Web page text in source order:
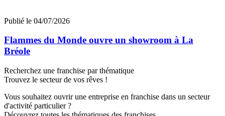
Publié le 04/07/2026
Flammes du Monde ouvre un showroom à La
Bréole
Recherchez une franchise par thématique
Trouvez le secteur de vos rêves !
Vous souhaitez ouvrir une entreprise en franchise dans un secteur
d'activité particulier ?